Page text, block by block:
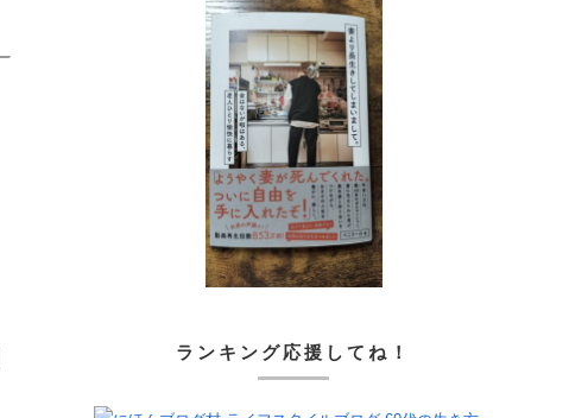
ランキング応援してね！